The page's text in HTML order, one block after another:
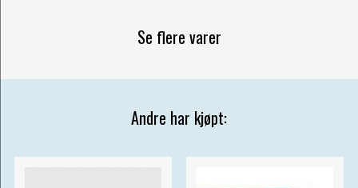
Se flere varer
Andre har kjøpt: